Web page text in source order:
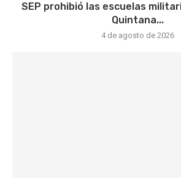
SEP prohibió las escuelas
Quintana...
4 de agosto de 2026